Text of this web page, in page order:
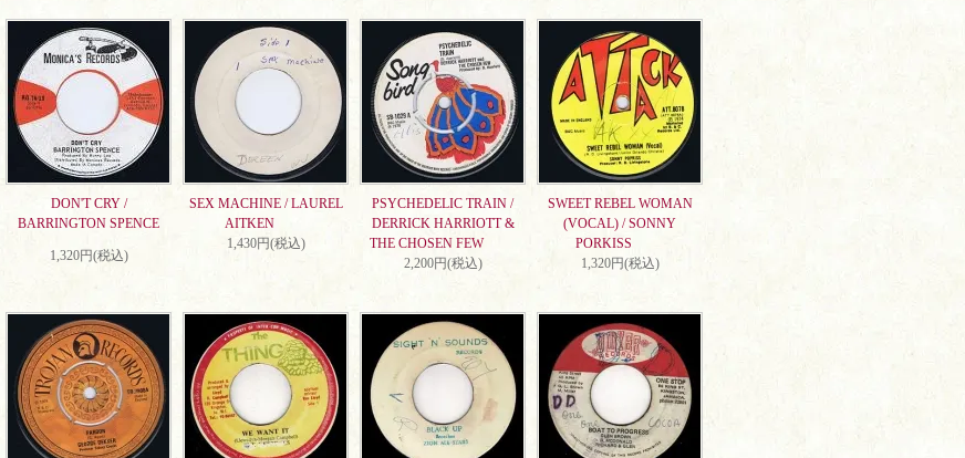
DON'T CRY /
BARRINGTON SPENCE
1,320円(税込)
SEX MACHINE / LAUREL
AITKEN
1,430円(税込)
PSYCHEDELIC TRAIN /
DERRICK HARRIOTT &
THE CHOSEN FEW
2,200円(税込)
SWEET REBEL WOMAN
(VOCAL) / SONNY
PORKISS
1,320円(税込)